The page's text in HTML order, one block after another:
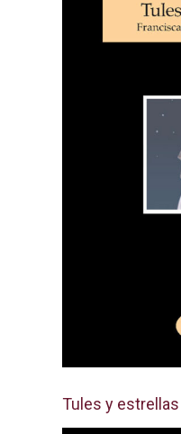
Tules y estrellas